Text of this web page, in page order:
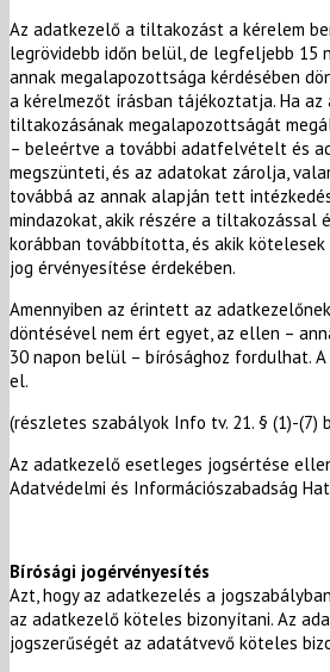
Az adatkezelő a tiltakozást a kérelem
legrövidebb időn belül, de legfeljebb 15
annak megalapozottsága kérdésében
a kérelmezőt írásban tájékoztatja. Ha
tiltakozásának megalapozottságát
– beleértve a további adatfelvételt és
megszünteti, és az adatokat zárolja,
továbbá az annak alapján tett
mindazokat, akik részére a
korábban továbbította, és akik
jog érvényesítése érdekében.
Amennyiben az érintett az
döntésével nem ért egyet, az ellen –
30 napon belül – bírósághoz fordulhat.
el.
(részletes szabályok Info tv. 21. § (1)-(7)
Az adatkezelő esetleges jogsértése
Adatvédelmi és Információszabadság
Bírósági jogérvényesítés
Azt, hogy az adatkezelés a
az adatkezelő köteles bizonyítani. Az
jogszerűségét az adatátvevő köteles